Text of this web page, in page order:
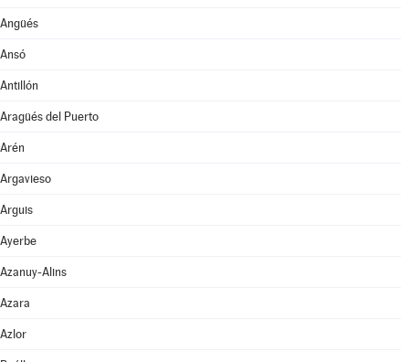
Angüés
Ansó
Antillón
Aragüés del Puerto
Arén
Argavieso
Arguis
Ayerbe
Azanuy-Alins
Azara
Azlor